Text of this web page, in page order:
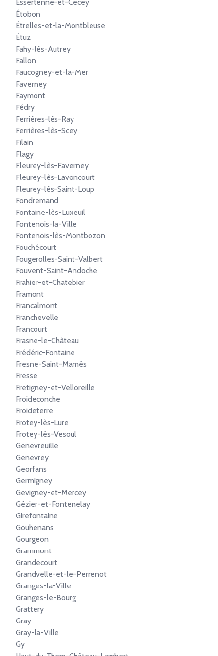
Essertenne-et-Cecey
Étobon
Étrelles-et-la-Montbleuse
Étuz
Fahy-lès-Autrey
Fallon
Faucogney-et-la-Mer
Faverney
Faymont
Fédry
Ferrières-lès-Ray
Ferrières-lès-Scey
Filain
Flagy
Fleurey-lès-Faverney
Fleurey-lès-Lavoncourt
Fleurey-lès-Saint-Loup
Fondremand
Fontaine-lès-Luxeuil
Fontenois-la-Ville
Fontenois-lès-Montbozon
Fouchécourt
Fougerolles-Saint-Valbert
Fouvent-Saint-Andoche
Frahier-et-Chatebier
Framont
Francalmont
Franchevelle
Francourt
Frasne-le-Château
Frédéric-Fontaine
Fresne-Saint-Mamès
Fresse
Fretigney-et-Velloreille
Froideconche
Froideterre
Frotey-lès-Lure
Frotey-lès-Vesoul
Genevreuille
Genevrey
Georfans
Germigney
Gevigney-et-Mercey
Gézier-et-Fontenelay
Girefontaine
Gouhenans
Gourgeon
Grammont
Grandecourt
Grandvelle-et-le-Perrenot
Granges-la-Ville
Granges-le-Bourg
Grattery
Gray
Gray-la-Ville
Gy